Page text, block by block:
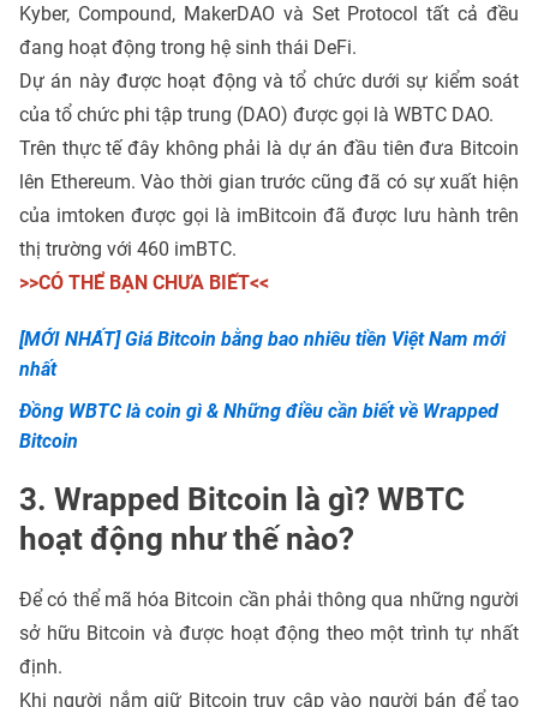
Kyber, Compound, MakerDAO và Set Protocol tất cả đều
đang hoạt động trong hệ sinh thái DeFi.
Dự án này được hoạt động và tổ chức dưới sự kiểm soát
của tổ chức phi tập trung (DAO) được gọi là WBTC DAO.
Trên thực tế đây không phải là dự án đầu tiên đưa Bitcoin
lên Ethereum. Vào thời gian trước cũng đã có sự xuất hiện
của imtoken được gọi là imBitcoin đã được lưu hành trên
thị trường với 460 imBTC.
>>CÓ THỂ BẠN CHƯA BIẾT<<
[MỚI NHẤT] Giá Bitcoin bằng bao nhiêu tiền Việt Nam mới
nhất
Đồng WBTC là coin gì & Những điều cần biết về Wrapped
Bitcoin
3. Wrapped Bitcoin là gì? WBTC
hoạt động như thế nào?
Để có thể mã hóa Bitcoin cần phải thông qua những người
sở hữu Bitcoin và được hoạt động theo một trình tự nhất
định.
Khi người nắm giữ Bitcoin truy cập vào người bán để tạo